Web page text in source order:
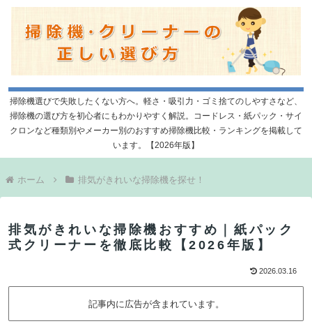
掃除機選びで失敗したくない方へ。軽さ・吸引力・ゴミ捨てのしやすさなど、
掃除機の選び方を初心者にもわかりやすく解説。コードレス・紙パック・サイ
クロンなど種類別やメーカー別のおすすめ掃除機比較・ランキングを掲載して
います。【2026年版】
ホーム 排気がきれいな掃除機を探せ！
排気がきれいな掃除機おすすめ｜紙パック
式クリーナーを徹底比較【2026年版】
2026.03.16
記事内に広告が含まれています。